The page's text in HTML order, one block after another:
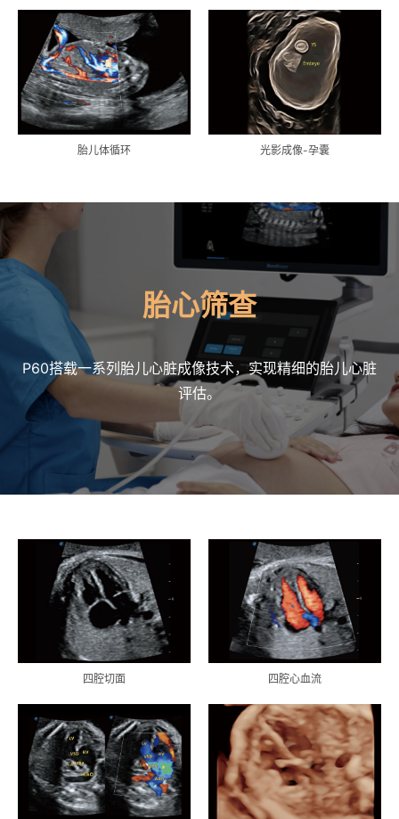
胎儿体循环 光影成像-孕囊
胎心筛查
P60搭载一系列胎儿心脏成像技术，实现精细的胎儿心脏
评估。
四腔切面 四腔心血流